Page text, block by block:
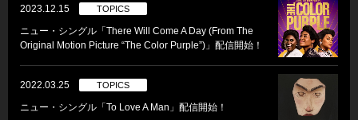
2023.12.15 TOPICS
ニュー・シングル「There Will Come A Day (From The
Original Motion Picture “The Color Purple”)」配信開始！
2022.03.25 TOPICS
ニュー・シングル「To Love A Man」配信開始！